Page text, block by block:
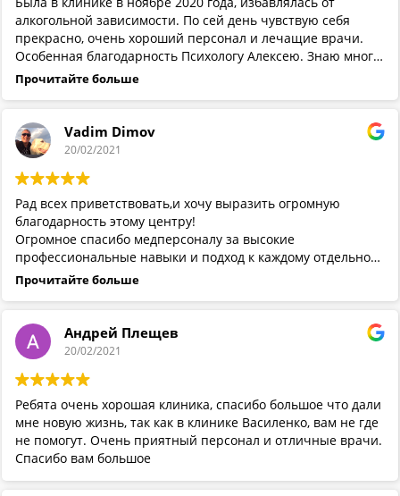
алкогольной зависимости. По сей день чувствую себя
прекрасно, очень хороший персонал и лечащие врачи.
Особенная благодарность Психологу Алексею. Знаю много
выздоровевших людей после клиники. Рекомендую….
Прочитайте больше
Vadim Dimov
20/02/2021
Рад всех приветствовать,и хочу выразить огромную
благодарность этому центру!
Огромное спасибо медперсоналу за высокие
профессиональные навыки и подход к каждому отдельно
взятому пациенту,а так же обслуживающему персоналу за
понимание и искреннее отношение к каждому и за
Отдельное искреннее спасибо Алексею Алексеевичу за
продолжение и практическое применение уникальной
авторской методики Виталия Ивановича Василенко и его
команды.
P.S.: Вы делаете ВЕЛИКОЕ БЛАГОЕ дело — СПАСАЕТЕ
ЧЕЛОВЕЧЕСКИЕ ЖИЗНИ !!!
Спасибо за-то,что вы есть! И будьте вы мне пожалуйста
здоровы…!!!
Прочитайте больше
Андрей Плещев
20/02/2021
Ребята очень хорошая клиника, спасибо большое что дали
мне новую жизнь, так как в клинике Василенко, вам не где
не помогут. Очень приятный персонал и отличные врачи.
Спасибо вам большое